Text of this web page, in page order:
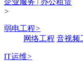
企业服务 | 办公租赁
>
弱电工程>
网络工程 音视频
IT运维>